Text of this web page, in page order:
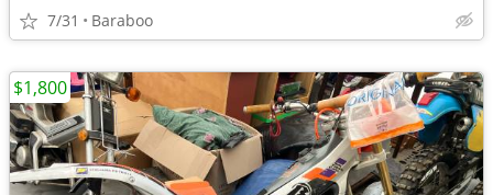
7/31 Baraboo
$1,800